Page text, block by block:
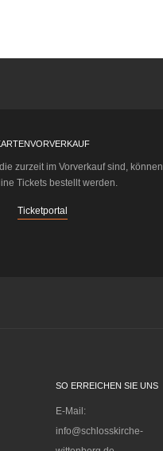
zurzeit im Vorverkauf sind, können
Tickets bestellt werden.
Ticketportal
SO ERREICHEN SIE UNS
E-Mail:
info@schlosskirche-